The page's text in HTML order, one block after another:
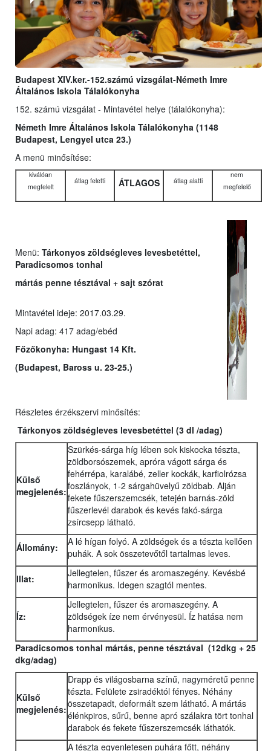
Budapest XIV.ker.-152.számú vizsgálat-Németh Imre
Általános Iskola Tálalókonyha
152. számú vizsgálat - Mintavétel helye (tálalókonyha):
Németh Imre Általános Iskola Tálalókonyha (1148
Budapest, Lengyel utca 23.)
A menü minősítése:
kiválóan
megfelelt
átlag feletti ÁTLAGOS átlag alatti
nem
megfelelő
Menü: Tárkonyos zöldségleves levesbetéttel,
Paradicsomos tonhal
mártás penne tésztával + sajt szórat
Mintavétel ideje: 2017.03.29.
Napi adag: 417 adag/ebéd
Főzőkonyha: Hungast 14 Kft.
(Budapest, Baross u. 23-25.)
Részletes érzékszervi minősítés:
Tárkonyos zöldségleves levesbetéttel (3 dl /adag)
Külső
megjelenés:
Szürkés-sárga híg lében sok kiskocka tészta,
zöldborsószemek, apróra vágott sárga és
fehérrépa, karalábé, zeller kockák, karfiolrózsa
foszlányok, 1-2 sárgahüvelyű zöldbab. Alján
fekete fűszerszemcsék, tetején barnás-zöld
fűszerlevél darabok és kevés fakó-sárga
zsírcsepp látható.
Állomány:
A lé hígan folyó. A zöldségek és a tészta kellően
puhák. A sok összetevőtől tartalmas leves.
Illat:
Jellegtelen, fűszer és aromaszegény. Kevésbé
harmonikus. Idegen szagtól mentes.
Íz:
Jellegtelen, fűszer és aromaszegény. A
zöldségek íze nem érvényesül. Íz hatása nem
harmonikus.
Paradicsomos tonhal mártás, penne tésztával (12dkg + 25
dkg/adag)
Külső
megjelenés:
Drapp és világosbarna színű, nagyméretű penne
tészta. Felülete zsiradéktól fényes. Néhány
összetapadt, deformált szem látható. A mártás
élénkpiros, sűrű, benne apró szálakra tört tonhal
darabok és fekete fűszerszemcsék láthatók.
A tészta egyenletesen puhára főtt, néhány